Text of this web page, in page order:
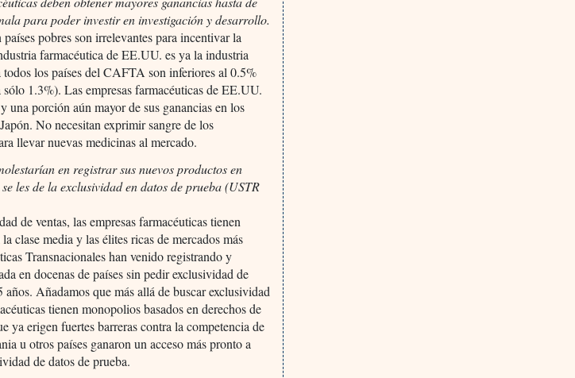
para poder investir en investigación y desarrollo.
pobres son irrelevantes para incentivar la
farmacéutica de EE.UU. es ya la industria
todos los países del CAFTA son inferiores al 0.5%
1.3%). Las empresas farmacéuticas de EE.UU.
una porción aún mayor de sus ganancias en los
No necesitan exprimir sangre de los
llevar nuevas medicinas al mercado.
en registrar sus nuevos productos en
les de la exclusividad en datos de prueba (USTR
de ventas, las empresas farmacéuticas tienen
clase media y las élites ricas de mercados más
Transnacionales han venido registrando y
en docenas de países sin pedir exclusividad de
Añadamos que más allá de buscar exclusividad
tienen monopolios basados en derechos de
ya erigen fuertes barreras contra la competencia de
u otros países ganaron un acceso más pronto a
de datos de prueba.